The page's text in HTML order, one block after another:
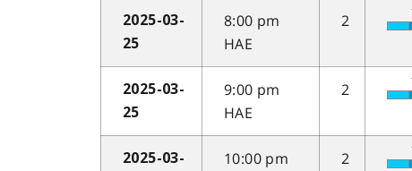
2025-03-
25
8:00 pm
HAE
2
2025-03-
25
9:00 pm
HAE
2
2025-03-
10:00 pm
2